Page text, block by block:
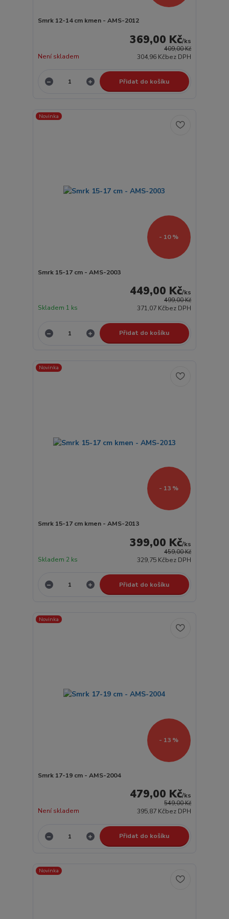
Smrk 12-14 cm kmen - AMS-2012
409,00 Kč
369,00 Kč/ks
304,96 Kčbez DPH
Není skladem
Přidat do košíku
Novinka
- 10 %
Smrk 15-17 cm - AMS-2003
499,00 Kč
449,00 Kč/ks
371,07 Kčbez DPH
Skladem 1 ks
Přidat do košíku
Novinka
- 13 %
Smrk 15-17 cm kmen - AMS-2013
459,00 Kč
399,00 Kč/ks
329,75 Kčbez DPH
Skladem 2 ks
Přidat do košíku
Novinka
- 13 %
Smrk 17-19 cm - AMS-2004
549,00 Kč
479,00 Kč/ks
395,87 Kčbez DPH
Není skladem
Přidat do košíku
Novinka